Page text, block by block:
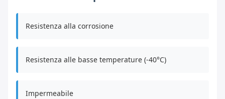
Resistenza alla corrosione
Resistenza alle basse temperature (-40°C)
Impermeabile